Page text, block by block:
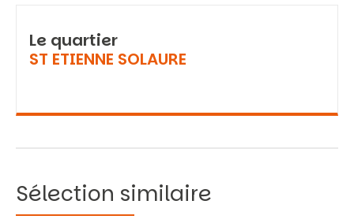
Le quartier
ST ETIENNE SOLAURE
Sélection similaire